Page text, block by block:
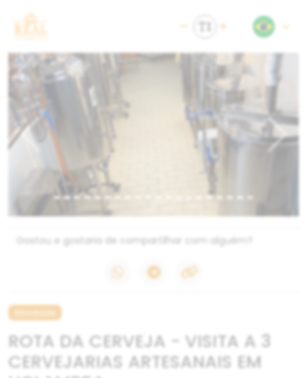
Previous Next
Gostou e gostaria de compartilhar com alguém?
Atividade
ROTA DA CERVEJA - VISITA A 3
CERVEJARIAS ARTESANAIS EM